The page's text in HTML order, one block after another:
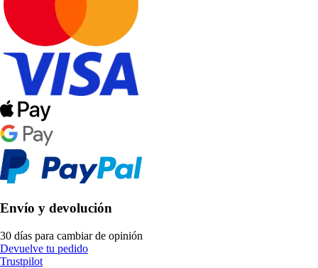
Envío y devolución
30 días para cambiar de opinión
Devuelve tu pedido
Trustpilot